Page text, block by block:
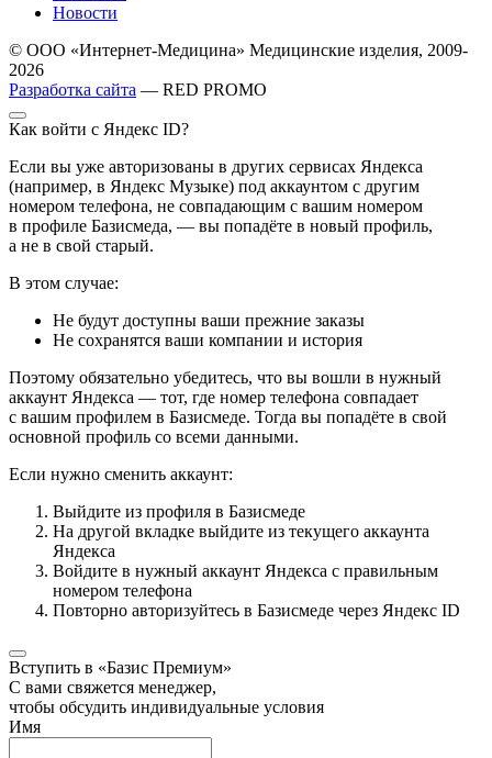
Новости
© ООО «Интернет-Медицина» Медицинские изделия, 2009-
2026
Разработка сайта — RED PROMO
Как войти с Яндекс ID?
Если вы уже авторизованы в других сервисах Яндекса
(например, в Яндекс Музыке) под аккаунтом с другим
номером телефона, не совпадающим с вашим номером
в профиле Базисмеда, — вы попадёте в новый профиль,
а не в свой старый.
В этом случае:
Не будут доступны ваши прежние заказы
Не сохранятся ваши компании и история
Поэтому обязательно убедитесь, что вы вошли в нужный
аккаунт Яндекса — тот, где номер телефона совпадает
с вашим профилем в Базисмеде. Тогда вы попадёте в свой
основной профиль со всеми данными.
Если нужно сменить аккаунт:
Выйдите из профиля в Базисмеде
На другой вкладке выйдите из текущего аккаунта
Яндекса
Войдите в нужный аккаунт Яндекса с правильным
номером телефона
Повторно авторизуйтесь в Базисмеде через Яндекс ID
Вступить в «Базис Премиум»
С вами свяжется менеджер,
чтобы обсудить индивидуальные условия
Имя